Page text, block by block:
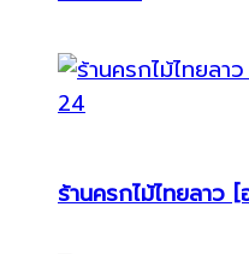
ร้านครกไม้ไทยลาว